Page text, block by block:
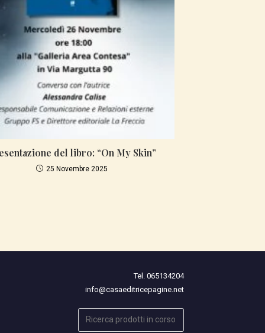
del libro: “On My Skin”
25 Novembre 2025
Tel. 065134204
info@casaeditricepagine.net
Cerca